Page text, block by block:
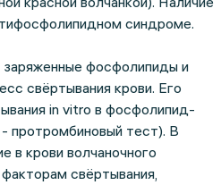
синдроме.
заряженные фосфолипиды и
свёртывания крови. Его
in vitro в фосфолипид-
протромбиновый тест). В
в крови волчаночного
свёртывания,